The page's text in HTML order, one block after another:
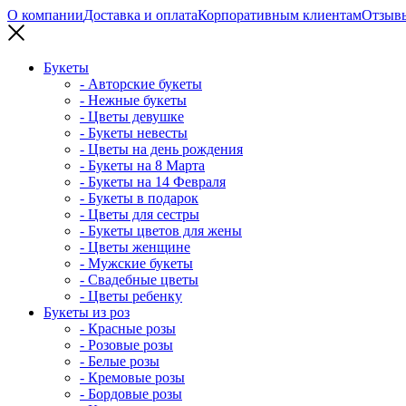
О компанииДоставка и оплатаКорпоративным клиентам
Букеты
- Авторские букеты
- Нежные букеты
- Цветы девушке
- Букеты невесты
- Цветы на день рождения
- Букеты на 8 Марта
- Букеты на 14 Февраля
- Букеты в подарок
- Цветы для сестры
- Букеты цветов для жены
- Цветы женщине
- Мужские букеты
- Свадебные цветы
- Цветы ребенку
Букеты из роз
- Красные розы
- Розовые розы
- Белые розы
- Кремовые розы
- Бордовые розы